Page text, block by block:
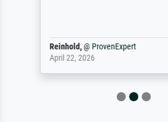
Reinhold,@ ProvenExpert
April 22, 2026